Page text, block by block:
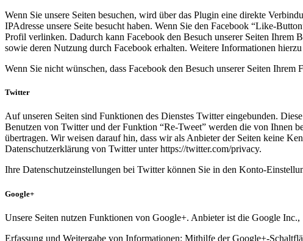
Wenn Sie unsere Seiten besuchen, wird über das Plugin eine direkte
IPAdresse unsere Seite besucht haben. Wenn Sie den Facebook “Like-
Profil verlinken. Dadurch kann Facebook den Besuch unserer Seiten Ihrem
sowie deren Nutzung durch Facebook erhalten. Weitere Informationen
Wenn Sie nicht wünschen, dass Facebook den Besuch unserer Seiten
Twitter
Auf unseren Seiten sind Funktionen des Dienstes Twitter eingebunden.
Benutzen von Twitter und der Funktion “Re-Tweet” werden die von Ihnen
übertragen. Wir weisen darauf hin, dass wir als Anbieter der Seiten keine
Datenschutzerklärung von Twitter unter https://twitter.com/privacy.
Ihre Datenschutzeinstellungen bei Twitter können Sie in den Konto-
Google+
Unsere Seiten nutzen Funktionen von Google+. Anbieter ist die Google
Erfassung und Weitergabe von Informationen: Mithilfe der Google+-